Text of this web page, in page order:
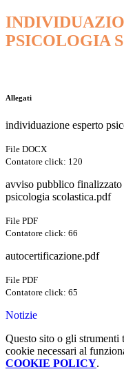
PSICOLOGIA
Allegati
individuazione esperto
File DOCX
Contatore click: 120
avviso pubblico
psicologia scolastica.pdf
File PDF
Contatore click: 66
autocertificazione.pdf
File PDF
Contatore click: 65
Notizie
Questo sito o gli strumenti
cookie necessari al
COOKIE POLICY.